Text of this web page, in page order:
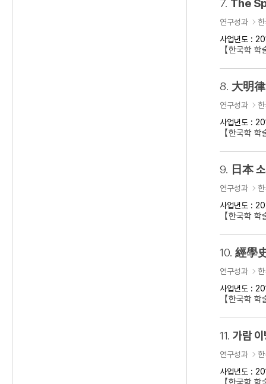
7. The
연구성과
사업년도 :
【한국학
8. 大明律
연구성과
사업년도 :
【한국학
9. 日本
연구성과
사업년도 :
【한국학
10. 經學
연구성과
사업년도 :
【한국학
11. 가람
연구성과
사업년도 :